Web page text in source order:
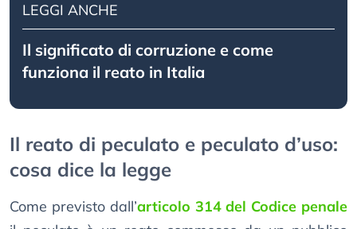
LEGGI ANCHE
Il significato di corruzione e come
funziona il reato in Italia
Il reato di peculato e peculato d’uso:
cosa dice la legge
Come previsto dall’articolo 314 del Codice penale